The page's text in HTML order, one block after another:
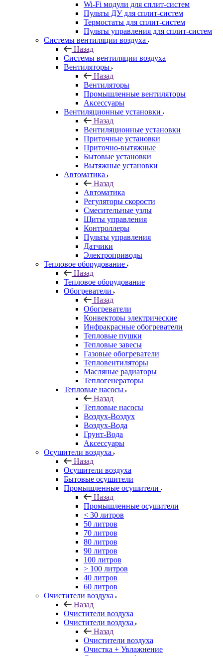
Wi-Fi модули для сплит-систем
Пульты ДУ для сплит-систем
Термостаты для сплит-систем
Пульты управления для сплит-систем
Системы вентиляции воздуха
Назад
Системы вентиляции воздуха
Вентиляторы
Назад
Вентиляторы
Промышленные вентиляторы
Аксессуары
Вентиляционные установки
Назад
Вентиляционные установки
Приточные установки
Приточно-вытяжные
Бытовые установки
Вытяжные установки
Автоматика
Назад
Автоматика
Регуляторы скорости
Смесительные узлы
Щиты управления
Контроллеры
Пульты управления
Датчики
Электроприводы
Тепловое оборудование
Назад
Тепловое оборудование
Обогреватели
Назад
Обогреватели
Конвекторы электрические
Инфракрасные обогреватели
Тепловые пушки
Тепловые завесы
Газовые обогреватели
Тепловентиляторы
Масляные радиаторы
Теплогенераторы
Тепловые насосы
Назад
Тепловые насосы
Воздух-Воздух
Воздух-Вода
Грунт-Вода
Аксессуары
Осушители воздуха
Назад
Осушители воздуха
Бытовые осушители
Промышленные осушители
Назад
Промышленные осушители
< 30 литров
50 литров
70 литров
80 литров
90 литров
100 литров
> 100 литров
40 литров
60 литров
Очистители воздуха
Назад
Очистители воздуха
Очистители воздуха
Назад
Очистители воздуха
Очистка + Увлажнение